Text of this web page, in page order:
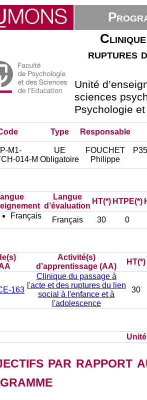
ruptures
Unité
sciences
Psychologie
Type Responsable
M1-
014-M
UE
Obligatoire
FOUCHET
Philippe
Langue
d’évaluation
HT(*) HTPE(*)
Français
Français 30 0
Activité(s)
d’apprentissage (AA)
HT(*)
163
Clinique du passage à
l'acte et des ruptures du lien
social à l'enfance et à
l'adolescence
30
par rapport